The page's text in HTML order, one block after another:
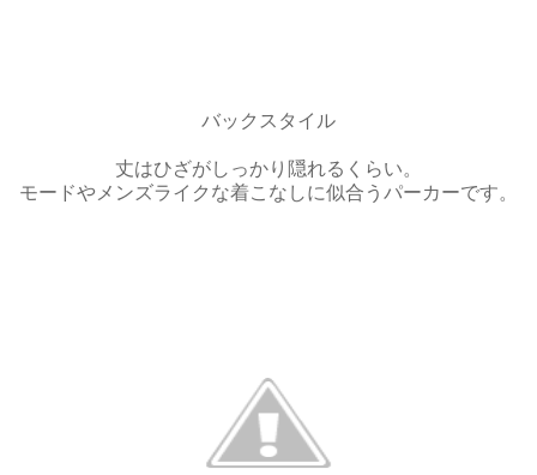
バックスタイル
丈はひざがしっかり隠れるくらい。
モードやメンズライクな着こなしに似合うパーカーです。